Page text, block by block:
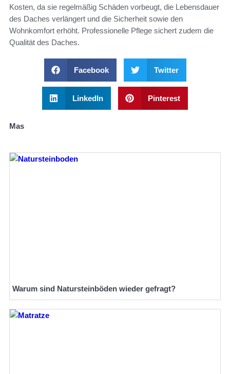
Kosten, da sie regelmäßig Schäden vorbeugt, die Lebensdauer
des Daches verlängert und die Sicherheit sowie den
Wohnkomfort erhöht. Professionelle Pflege sichert zudem die
Qualität des Daches.
Facebook Twitter
LinkedIn Pinterest
Mas
Warum sind Natursteinböden wieder gefragt?